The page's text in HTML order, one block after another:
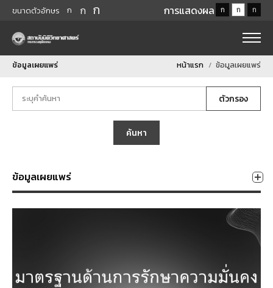
ขนาดตัวอักษร ก ก ก การแสดงผล ก ก ก
ข้อมูลเผยแพร่ หน้าแรก ข้อมูลเผยแพร่
ตัวกรอง
ค้นหา
ข้อมูลเผยแพร่